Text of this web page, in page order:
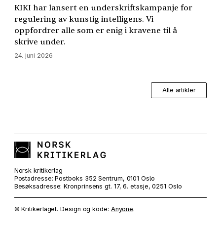
KIKI har lansert en underskriftskampanje for
regulering av kunstig intelligens. Vi
oppfordrer alle som er enig i kravene til å
skrive under.
24. juni 2026
Alle artikler
Norsk kritikerlag
Postadresse: Postboks 352 Sentrum, 0101 Oslo
Besøksadresse: Kronprinsens gt. 17, 6. etasje, 0251 Oslo
© Kritikerlaget. Design og kode: Anyone.